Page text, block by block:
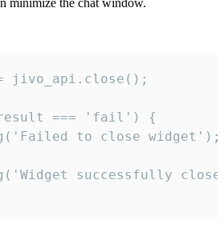
minimize the chat window.
jivo_api.close();
=== 'fail') {
to close widget');
successfully